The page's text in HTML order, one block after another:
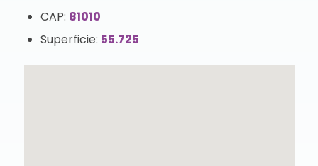
CAP: 81010
Superficie: 55.725